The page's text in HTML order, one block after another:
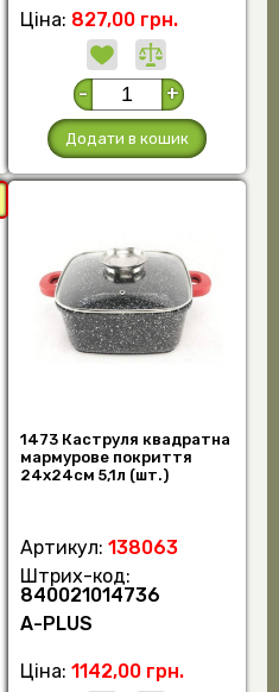
Ціна: 827,00 грн.
- +
Додати в кошик
1473 Каструля квадратна
мармурове покриття
24х24см 5,1л (шт.)
Артикул: 138063
Штрих-код:
840021014736
А-PLUS
Ціна: 1142,00 грн.